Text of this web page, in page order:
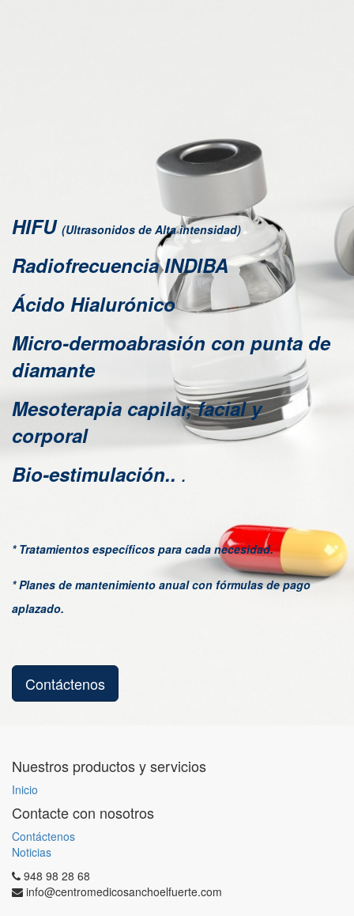
HIFU (Ultrasonidos de Alta intensidad)
Radiofrecuencia INDIBA
Ácido Hialurónico
Micro-dermoabrasión con punta de
diamante
Mesoterapia capilar, facial y
corporal
Bio-estimulación.. .
* Tratamientos específicos para cada necesidad.
* Planes de mantenimiento anual con fórmulas de pago
aplazado.
Contáctenos
Nuestros productos y servicios
Inicio
Contacte con nosotros
Contáctenos
Noticias
948 98 28 68
info@centromedicosanchoelfuerte.com